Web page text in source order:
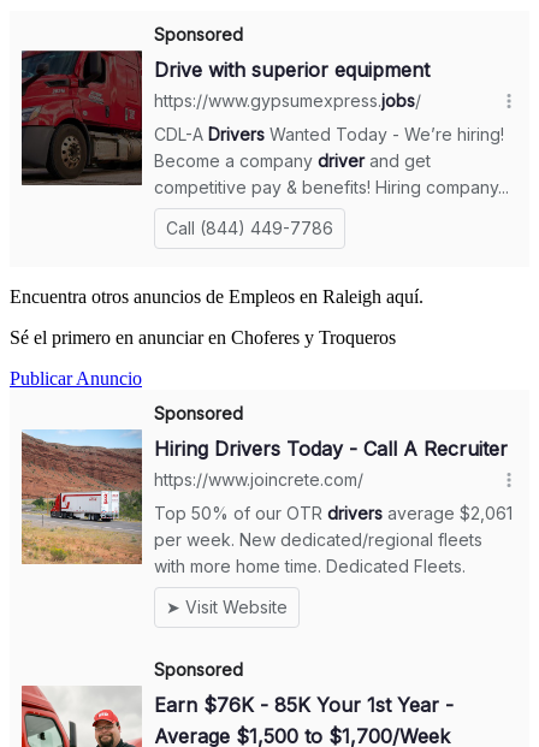
Encuentra otros anuncios de Empleos en Raleigh aquí.
Sé el primero en anunciar en Choferes y Troqueros
Publicar Anuncio